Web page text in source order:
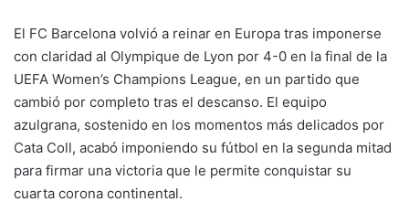
y
Li
n
k
l
e
b
o
o
k
s
A
p
p
gr
a
m
p
ar
tir
El FC Barcelona volvió a reinar en Europa tras imponerse
con claridad al Olympique de Lyon por 4-0 en la final de la
UEFA Women’s Champions League, en un partido que
cambió por completo tras el descanso. El equipo
azulgrana, sostenido en los momentos más delicados por
Cata Coll, acabó imponiendo su fútbol en la segunda mitad
para firmar una victoria que le permite conquistar su
cuarta corona continental.